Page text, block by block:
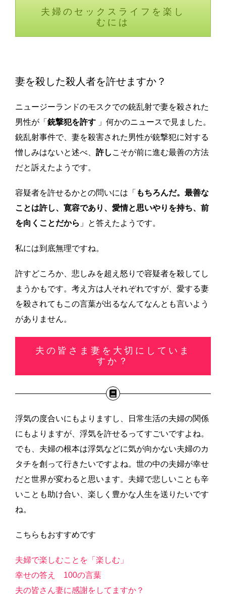
夫婦のセックスライフを楽し
むには
妻を殺した殺人者を許せますか？
ニュージーランドのモスクでの銃乱射で妻を殺された
男性が「 銃撃犯を許す 」何かのニュースで見ました。
銃乱射事件で、妻を殺害された男性が銃撃犯に対する
憎しみはないと述べ、 許し こそが前に進む最善の方法
だと訴えたようです。
容疑者を許せるかとの問いには「 もちろんだ。最善な
ことは許し、寛容であり、愛情と思いやりを持ち、前
を向くことだから 」と答えたようです。
私には到底無理ですね。
許すどころか、悲しみを超え怒りで容疑者を殺してし
まうかもです。考え方は人それぞれですが、愛する妻
を殺されてもこの言葉が出るなんてなんとも言いよう
がありません。
夫の皆さま妻を大切にしていま
すか？
浮気の度合いにもよりますし、日常生活の夫婦の関係
にもよりますが、浮気を許せるってすごいですよね。
でも、夫婦の根本は浮気などに気が向かない夫婦のカ
タチを創って行きたいですよね。世の中の夫婦が幸せ
だと世界が変わると思います。夫婦で悲しいことも辛
いことも助け合い、楽しく豊かな人生を送りたいです
ね。
こちらもおすすめです
夫婦で楽しむことを「楽しむ」
幸せの答え 100の言葉
夫の皆さん妻に感謝をしてますか？